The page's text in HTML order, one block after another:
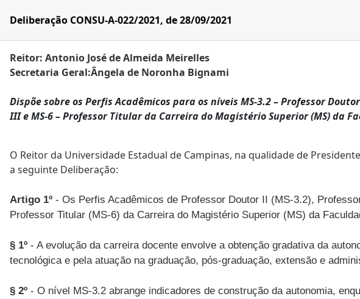
Deliberação CONSU-A-022/2021, de 28/09/2021
Reitor: Antonio José de Almeida Meirelles
Secretaria Geral:Ângela de Noronha Bignami
Dispõe sobre os Perfis Acadêmicos para os níveis MS-3.2 – Professor
III e MS-6 – Professor Titular da Carreira do Magistério Superior (MS) da
O Reitor da Universidade Estadual de Campinas, na qualidade de
a seguinte Deliberação:
Artigo 1º - Os Perfis Acadêmicos de Professor Doutor II (MS-3.2),
Professor Titular (MS-6) da Carreira do Magistério Superior (MS) da
§ 1º - A evolução da carreira docente envolve a obtenção gradativa da
tecnológica e pela atuação na graduação, pós-graduação, extensão e
§ 2º - O nível MS-3.2 abrange indicadores de construção da autonomia,